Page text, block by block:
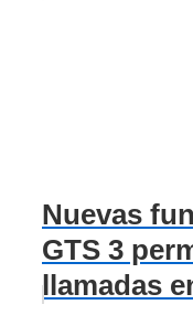
Nuevas
GTS 3
llamadas